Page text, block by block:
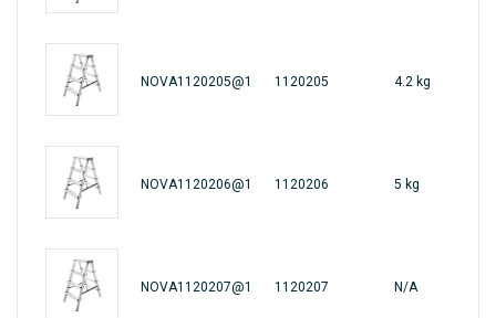
NOVA1120205@1 1120205 4.2 kg
NOVA1120206@1 1120206 5 kg
NOVA1120207@1 1120207 N/A